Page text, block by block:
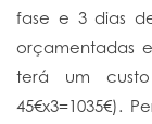
fase e 3 dias
orçamentadas
terá um
45€x3=1035€).